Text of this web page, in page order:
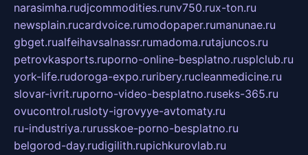
narasimha.rudjcommodities.runv750.rux-ton.ru
newsplain.rucardvoice.rumodopaper.rumanunae.ru
gbget.rualfeihavsalnassr.rumadoma.rutajuncos.ru
petrovkasports.ruporno-online-besplatno.rusplclub.ru
york-life.rudoroga-expo.ruribery.rucleanmedicine.ru
slovar-ivrit.ruporno-video-besplatno.ruseks-365.ru
ovucontrol.rusloty-igrovyye-avtomaty.ru
ru-industriya.rurusskoe-porno-besplatno.ru
belgorod-day.rudigilith.rupichkurovlab.ru